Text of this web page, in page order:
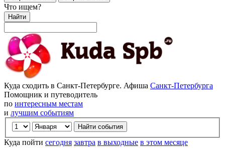
Что ищем?
Найти
Куда сходить в Санкт-Петербурге. Афиша Санкт-Петербурга
Помощник и путеводитель
по интересным местам
и лучшим событиям
Куда пойти сегодня завтра в выходные в этом месяце